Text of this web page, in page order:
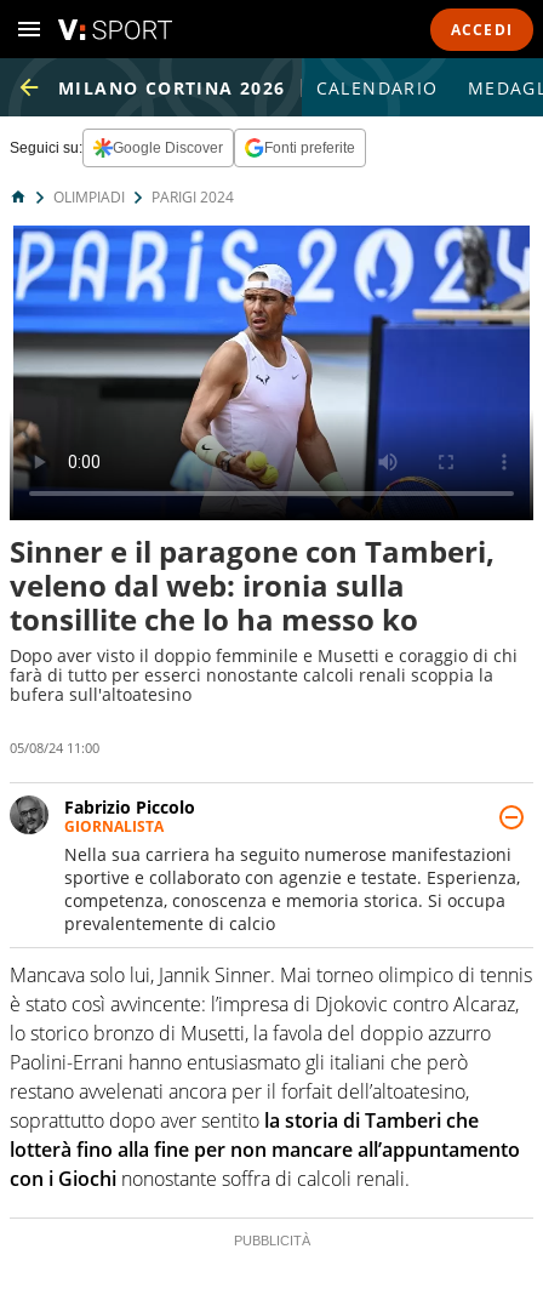
ACCEDI
MILANO CORTINA 2026 CALENDARIO
Seguici su: Google Discover Fonti preferite
OLIMPIADI PARIGI 2024
Sinner e il paragone con Tamberi,
veleno dal web: ironia sulla
tonsillite che lo ha messo ko
Dopo aver visto il doppio femminile e Musetti e coraggio di chi
farà di tutto per esserci nonostante calcoli renali scoppia la
bufera sull'altoatesino
05/08/24 11:00
Fabrizio Piccolo
GIORNALISTA
Nella sua carriera ha seguito numerose manifestazioni
sportive e collaborato con agenzie e testate. Esperienza,
competenza, conoscenza e memoria storica. Si occupa
prevalentemente di calcio
Mancava solo lui, Jannik Sinner. Mai torneo olimpico di tennis
è stato così avvincente: l’impresa di Djokovic contro Alcaraz,
lo storico bronzo di Musetti, la favola del doppio azzurro
Paolini-Errani hanno entusiasmato gli italiani che però
restano avvelenati ancora per il forfait dell’altoatesino,
soprattutto dopo aver sentito la storia di Tamberi che
lotterà fino alla fine per non mancare all’appuntamento
con i Giochi nonostante soffra di calcoli renali.